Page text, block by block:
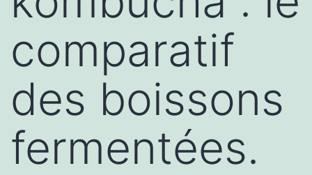
comparatif
des boissons
fermentées.